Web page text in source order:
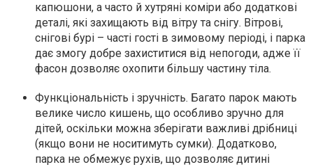
капюшони, а часто й хутряні коміри або додаткові
деталі, які захищають від вітру та снігу. Вітрові,
снігові бурі – часті гості в зимовому періоді, і парка
дає змогу добре захиститися від непогоди, адже її
фасон дозволяє охопити більшу частину тіла.
Функціональність і зручність. Багато парок мають
велике число кишень, що особливо зручно для
дітей, оскільки можна зберігати важливі дрібниці
(якщо вони не носитимуть сумки). Додатково,
парка не обмежує рухів, що дозволяє дитині